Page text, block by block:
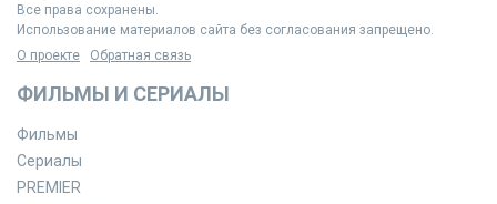
Все права сохранены.
Использование материалов сайта без согласования запрещено.
О проекте
Обратная связь
ФИЛЬМЫ И СЕРИАЛЫ
Фильмы
Сериалы
PREMIER